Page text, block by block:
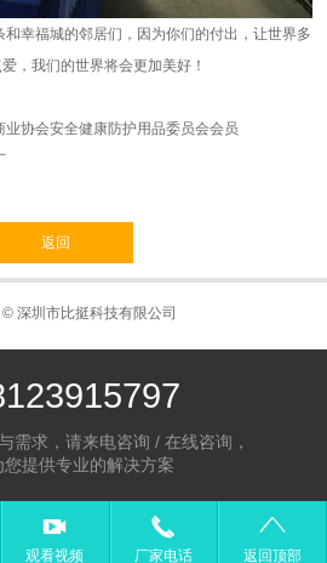
幸福城的邻居们，因为你们的付出，让世界多
，我们的世界将会更加美好！
业协会安全健康防护用品委员会会员
返回
深圳市比挺科技有限公司
需求，请来电咨询 / 在线咨询，
您提供专业的解决方案
观看视频 厂家电话 返回顶部